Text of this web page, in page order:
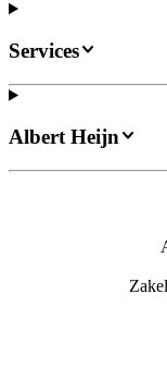
Services
Albert Heijn